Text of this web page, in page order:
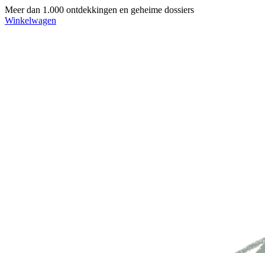
Meer dan 1.000 ontdekkingen en geheime dossiers
Winkelwagen